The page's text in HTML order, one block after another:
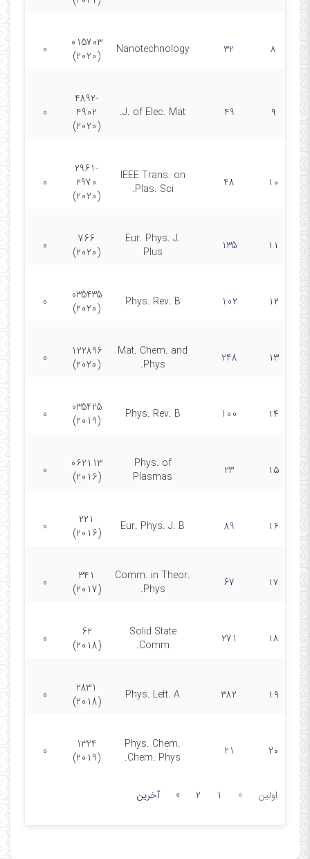
۸ 32
Nanotechnology
015703
(2020)
0
۹ 49
J. of Elec. Mat.
4892-
4902
(2020)
0
۱۰ 48
IEEE Trans. on
Plas. Sci.
2961-
2970
(2020)
0
۱۱ 135
Eur. Phys. J.
Plus
766
(2020)
0
۱۲ 102
Phys. Rev. B
035435
(2020)
0
۱۳ 248
Mat. Chem. and
Phys.
122896
(2020)
0
۱۴ 100
Phys. Rev. B
035425
(2019)
0
۱۵ 23
Phys. of
Plasmas
062113
(2016)
0
۱۶ 89
Eur. Phys. J. B
221
(2016)
0
۱۷ 67
Comm. in Theor.
Phys.
341
(2017)
0
۱۸ 271
Solid State
Comm.
62
(2018)
0
۱۹ 382
Phys. Lett. A
2831
(2018)
0
۲۰ 21
Phys. Chem.
Chem. Phys.
1324
(2019)
0
اولین «
1
2
» آخرین